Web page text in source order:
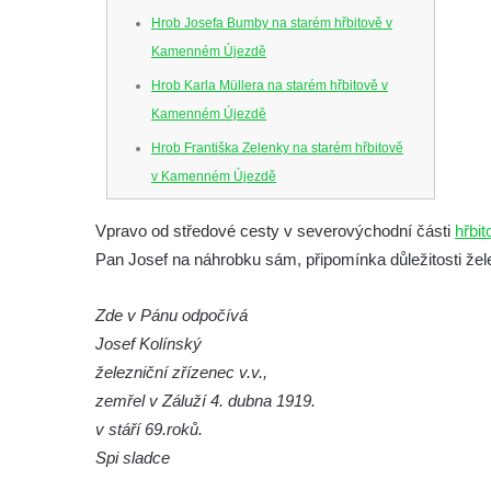
Hrob Josefa Bumby na starém hřbitově v
Kamenném Újezdě
Hrob Karla Müllera na starém hřbitově v
Kamenném Újezdě
Hrob Františka Zelenky na starém hřbitově
v Kamenném Újezdě
Kamenném Újezdě
Hrob Františka Šillera na hřbitově ve
Hrob Josefa Valeše na hřbitově ve Velešíně
Hrob Ladislava Vichra na hřbitově ve
Velešíně
Hrob Františka Bürgera na hřbitově ve
Velešíně
Vpravo od středové cesty v severovýchodní části
Pan Josef na náhrobku sám, připomínka důležitosti
Zde v Pánu odpočívá
Josef Kolínský
železniční zřízenec v.v.,
zemřel v Záluží 4. dubna 1919.
v stáří 69.roků.
Spi sladce